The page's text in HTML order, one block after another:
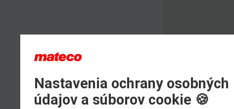
Nastavenia ochrany osobných
údajov a súborov cookie 🍪